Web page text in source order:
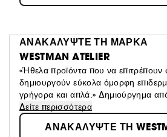
ΑΝΑΚΑΛΥΨΤΕ ΤΗ ΜΑΡΚΑ
WESTMAN ATELIER
«Ήθελα προϊόντα που να επιτρέπουν
δημιουργούν εύκολα όμορφη
γρήγορα και απλά.» Δημιούργημα
makeup artist της Gucci, Westman,
Westman Atelier συνδυάζει
απόδοσης, θρεπτικά ενεργά
Δείτε περισσότερα
ΑΝΑΚΑΛΥΨΤΕ ΤΗ